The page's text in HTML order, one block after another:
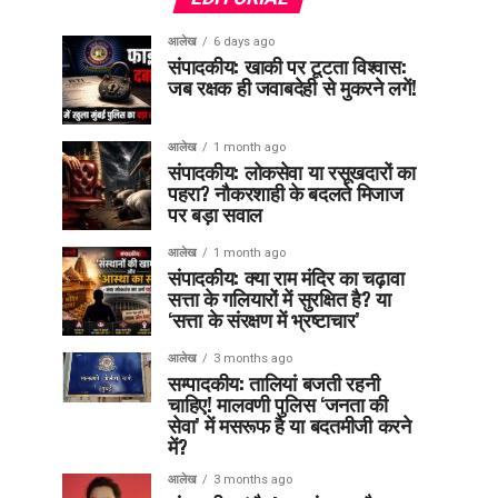
आलेख 6 days ago
संपादकीय: खाकी पर टूटता विश्वास:
जब रक्षक ही जवाबदेही से मुकरने लगें!
आलेख 1 month ago
संपादकीय: लोकसेवा या रसूखदारों का
पहरा? नौकरशाही के बदलते मिजाज
पर बड़ा सवाल
आलेख 1 month ago
संपादकीय: क्या राम मंदिर का चढ़ावा
सत्ता के गलियारों में सुरक्षित है? या
‘सत्ता के संरक्षण में भ्रष्टाचार’
आलेख 3 months ago
सम्पादकीय: तालियां बजती रहनी
चाहिए! मालवणी पुलिस ‘जनता की
सेवा’ में मसरूफ है या बदतमीजी करने
में?
आलेख 3 months ago